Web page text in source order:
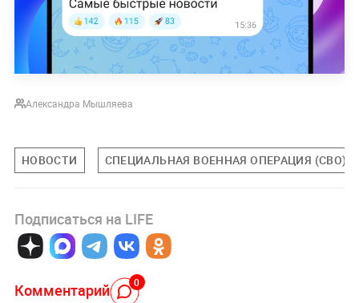
Александра Мышляева
НОВОСТИ СПЕЦИАЛЬНАЯ ВОЕННАЯ ОПЕРАЦИЯ (СВО)
Подписаться на LIFE
Комментарий 0